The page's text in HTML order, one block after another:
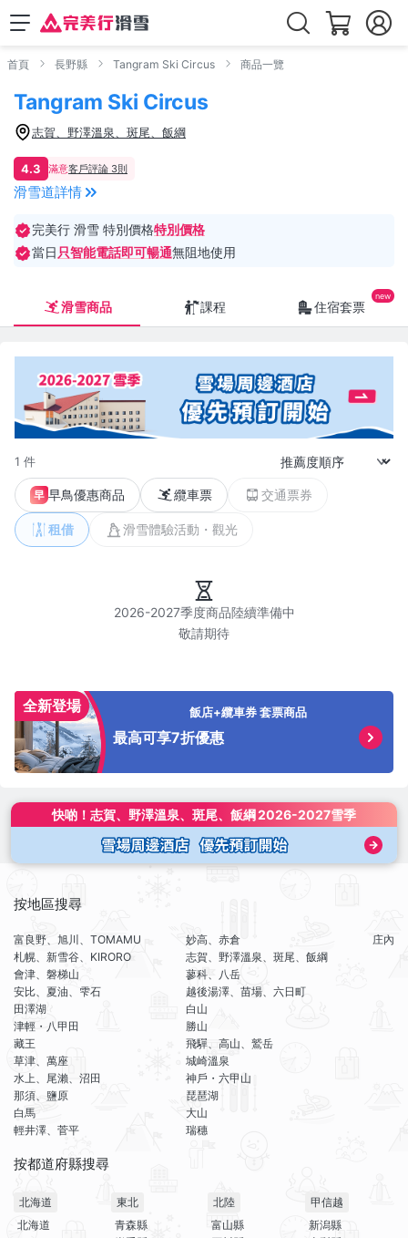
首頁 長野縣 Tangram Ski Circus 商品一覽
Tangram Ski Circus
志賀、野澤溫泉、斑尾、飯綱
4.3 滿意客戶評論 3則
滑雪道詳情
完美行 滑雪 特別價格特別價格
當日 只智能電話即可暢通無阻地使用
滑雪商品 課程 住宿套票
1 件
早鳥優惠商品 纜車票 交通票券
租借 滑雪體驗活動・觀光
2026-2027季度商品陸續準備中
全新登場 飯店+纜車券 套票商品
最高可享7折優惠
快啲！ 志賀、野澤溫泉、斑尾、飯綱2026-2027雪季
按地區搜尋
富良野、旭川、TOMAMU
札幌、新雪谷、KIRORO
會津、磐梯山
安比、夏油、雫石
田澤湖
津輕・八甲田
藏王
草津、萬座
水上、尾瀨、沼田
那須、鹽原
白馬
輕井澤、菅平
妙高、赤倉
志賀、野澤溫泉、斑尾、飯綱
蓼科、八岳
越後湯澤、苗場、六日町
白山
勝山
飛驒、高山、鷲岳
城崎溫泉
神戶・六甲山
琵琶湖
大山
瑞穗
庄內
按都道府縣搜尋
北海道
北海道
東北
青森縣
北陸
富山縣
甲信越
新潟縣